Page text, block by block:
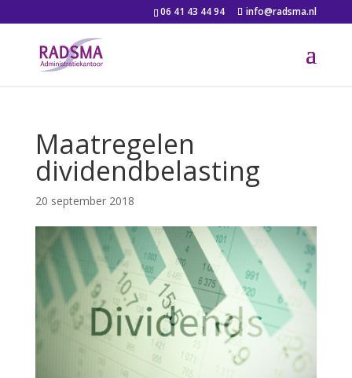
06 41 43 44 94 info@radsma.nl
Maatregelen
dividendbelasting
20 september 2018